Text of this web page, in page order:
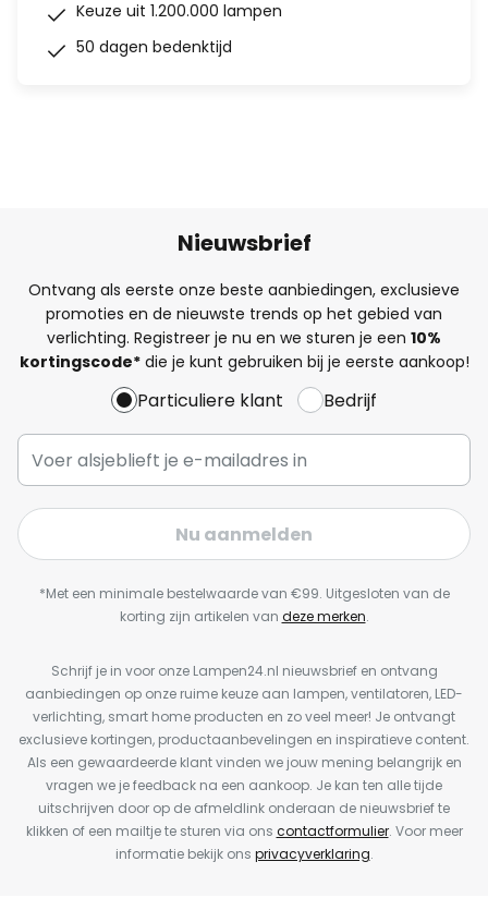
Keuze uit 1.200.000 lampen
50 dagen bedenktijd
Nieuwsbrief
Ontvang als eerste onze beste aanbiedingen, exclusieve
promoties en de nieuwste trends op het gebied van
verlichting. Registreer je nu en we sturen je een 10%
kortingscode*die je kunt gebruiken bij je eerste aankoop!
Particuliere klant Bedrijf
Nu aanmelden
*Met een minimale bestelwaarde van €99. Uitgesloten van de
korting zijn artikelen van deze merken.
Schrijf je in voor onze Lampen24.nl nieuwsbrief en ontvang
aanbiedingen op onze ruime keuze aan lampen, ventilatoren, LED-
verlichting, smart home producten en zo veel meer! Je ontvangt
exclusieve kortingen, productaanbevelingen en inspiratieve content.
Als een gewaardeerde klant vinden we jouw mening belangrijk en
vragen we je feedback na een aankoop. Je kan ten alle tijde
uitschrijven door op de afmeldlink onderaan de nieuwsbrief te
klikken of een mailtje te sturen via ons contactformulier. Voor meer
informatie bekijk ons privacyverklaring.